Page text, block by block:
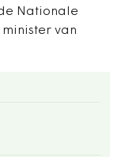
Nationale
van